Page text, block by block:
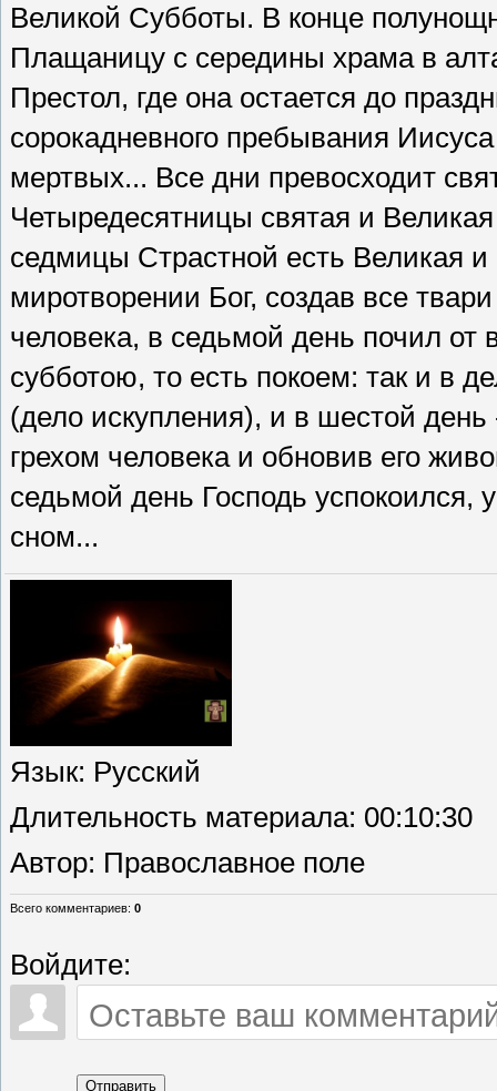
Великой Субботы. В конце
Плащаницу с середины храма в
Престол, где она остается до
сорокадневного пребывания
мертвых... Все дни превосходит
Четыредесятницы святая и
седмицы Страстной есть Великая
миротворении Бог, создав все
человека, в седьмой день почил от
субботою, то есть покоем: так и в
(дело искупления), и в шестой
грехом человека и обновив его
седьмой день Господь успокоился,
сном...
Язык: Русский
Длительность материала: 00:10:30
Автор: Православное поле
Всего комментариев: 0
Войдите:
Отправить